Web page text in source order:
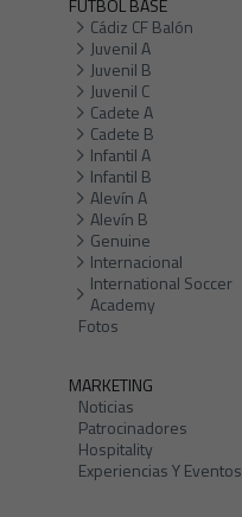
FÚTBOL BASE
Cádiz CF Balón
Juvenil A
Juvenil B
Juvenil C
Cadete A
Cadete B
Infantil A
Infantil B
Alevín A
Alevín B
Genuine
Internacional
International Soccer
Academy
Fotos
MARKETING
Noticias
Patrocinadores
Hospitality
Experiencias Y Eventos